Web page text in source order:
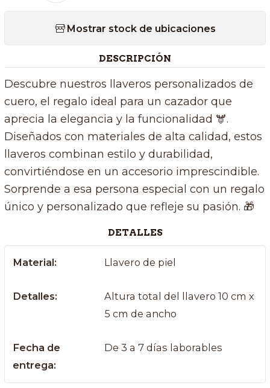
Mostrar stock de ubicaciones
DESCRIPCIÓN
Descubre nuestros llaveros personalizados de
cuero, el regalo ideal para un cazador que
aprecia la elegancia y la funcionalidad 🫎.
Diseñados con materiales de alta calidad, estos
llaveros combinan estilo y durabilidad,
convirtiéndose en un accesorio imprescindible.
Sorprende a esa persona especial con un regalo
único y personalizado que refleje su pasión. 🎁
DETALLES
Material: Llavero de piel
Detalles:
Altura total del llavero 10 cm x
5 cm de ancho
Fecha de
entrega:
De 3 a 7 días laborables